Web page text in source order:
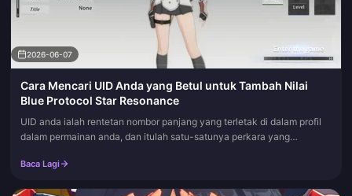
2026-06-07
Cara Mencari UID Anda yang Betul untuk Tambah Nilai
Blue Protocol Star Resonance
UID anda ialah rentetan nombor panjang yang terletak di dalam profil
dalam permainan anda, dan itulah satu-satunya perkara yang
Te...
Baca Lagi